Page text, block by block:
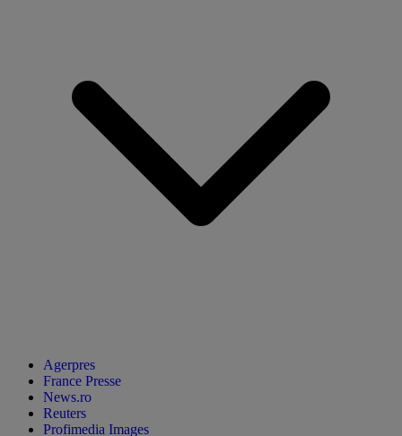
Agerpres
France Presse
News.ro
Reuters
Profimedia Images